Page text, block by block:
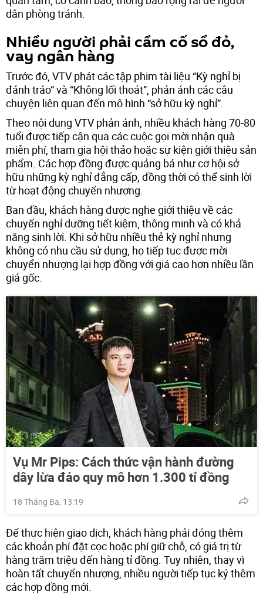
dân phòng tránh.
Nhiều người phải cầm cố sổ đỏ,
vay ngân hàng
Trước đó, VTV phát các tập phim tài liệu “Kỳ nghỉ bị
đánh tráo” và “Không lối thoát”, phản ánh các câu
chuyện liên quan đến mô hình “sở hữu kỳ nghỉ”.
Theo nội dung VTV phản ánh, nhiều khách hàng 70-80
tuổi được tiếp cận qua các cuộc gọi mời nhận quà
miễn phí, tham gia hội thảo hoặc sự kiện giới thiệu sản
phẩm. Các hợp đồng được quảng bá như cơ hội sở
hữu những kỳ nghỉ đẳng cấp, đồng thời có thể sinh lời
từ hoạt động chuyển nhượng.
Ban đầu, khách hàng được nghe giới thiệu về các
chuyến nghỉ dưỡng tiết kiệm, thông minh và có khả
năng sinh lời. Khi sở hữu nhiều thẻ kỳ nghỉ nhưng
không có nhu cầu sử dụng, họ tiếp tục được mời
chuyển nhượng lại hợp đồng với giá cao hơn nhiều lần
giá gốc.
Vụ Mr Pips: Cách thức vận hành đường
dây lừa đảo quy mô hơn 1.300 tỉ đồng
18 Tháng Ba, 13:19
Để thực hiện giao dịch, khách hàng phải đóng thêm
các khoản phí đặt cọc hoặc phí giữ chỗ, có giá trị từ
hàng trăm triệu đến hàng tỉ đồng. Tuy nhiên, thay vì
hoàn tất chuyển nhượng, nhiều người tiếp tục ký thêm
các hợp đồng mới.